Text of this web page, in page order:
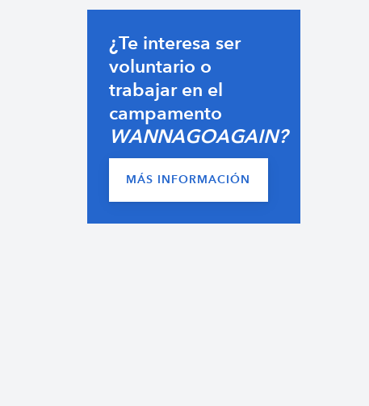
¿Te interesa ser
voluntario o
trabajar en el
campamento
WANNAGOAGAIN?
MÁS INFORMACIÓN